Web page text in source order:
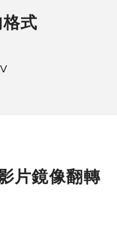
式
片鏡像翻轉